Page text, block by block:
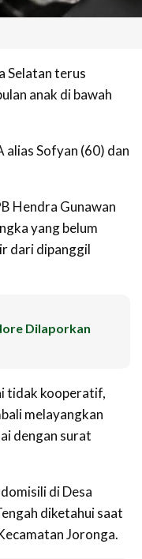
Selatan terus
anak di bawah
alias Sofyan (60) dan
Hendra Gunawan
yang belum
dari dipanggil
Dilaporkan
tidak kooperatif,
melayangkan
dengan surat
di Desa
diketahui saat
Joronga.